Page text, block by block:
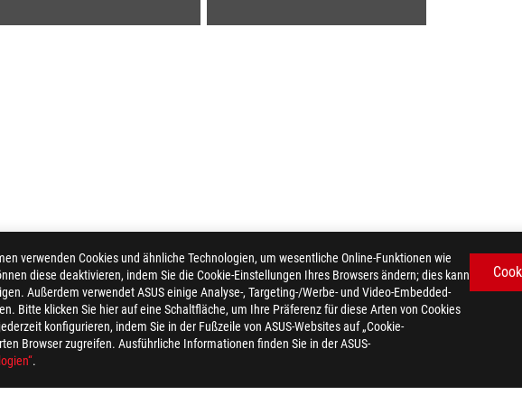
verwenden Cookies und ähnliche Technologien, um wesentliche Online-Funktionen wie
diese deaktivieren, indem Sie die Cookie-Einstellungen Ihres Browsers ändern; dies kann
Außerdem verwendet ASUS einige Analyse-, Targeting-/Werbe- und Video-Embedded-
Bitte klicken Sie hier auf eine Schaltfläche, um Ihre Präferenz für diese Arten von Cookies
konfigurieren, indem Sie in der Fußzeile von ASUS-Websites auf „Cookie-
Browser zugreifen. Ausführliche Informationen finden Sie in der ASUS-
.
3.5MM HEADSETS > ROG DELTA II GALLERY